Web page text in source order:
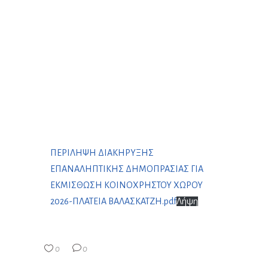
ΠΕΡΙΛΗΨΗ ΔΙΑΚΗΡΥΞΗΣ
ΕΠΑΝΑΛΗΠΤΙΚΗΣ ΔΗΜΟΠΡΑΣΙΑΣ ΓΙΑ
ΕΚΜΙΣΘΩΣΗ ΚΟΙΝΟΧΡΗΣΤΟΥ ΧΩΡΟΥ
2026-ΠΛΑΤΕΙΑ ΒΑΛΑΣΚΑΤΖΗ.pdfΛήψη
0 0